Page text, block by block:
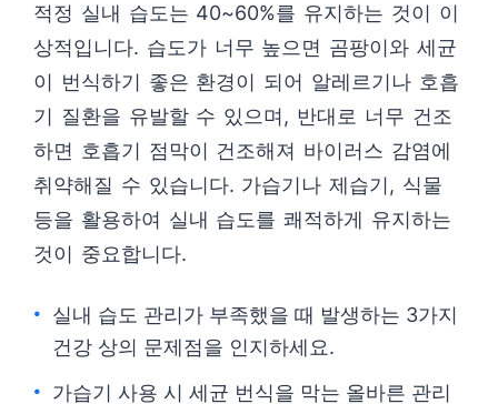
적정 실내 습도는 40~60%를 유지하는 것이 이
상적입니다. 습도가 너무 높으면 곰팡이와 세균
이 번식하기 좋은 환경이 되어 알레르기나 호흡
기 질환을 유발할 수 있으며, 반대로 너무 건조
하면 호흡기 점막이 건조해져 바이러스 감염에
취약해질 수 있습니다. 가습기나 제습기, 식물
등을 활용하여 실내 습도를 쾌적하게 유지하는
것이 중요합니다.
실내 습도 관리가 부족했을 때 발생하는 3가지
건강 상의 문제점을 인지하세요.
가습기 사용 시 세균 번식을 막는 올바른 관리